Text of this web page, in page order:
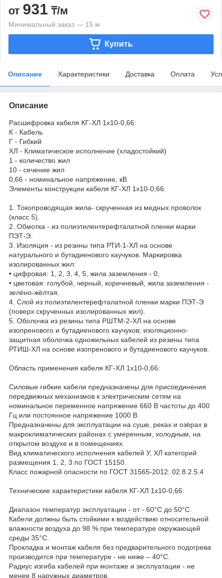
от 931 ₸/м
Минимальный заказ — 15 м
Купить
Описание Характеристики Доставка Оплата
Описание
Расшифровка кабеля КГ-ХЛ 1х10-0,66:
К - Кабель
Г - Гибкий
ХЛ - Климатическое исполнение (хладостойкий)
1 - количество жил
10 - сечение жил
0,66 - номинальное напряжение, кВ
Элементы конструкции кабеля КГ-ХЛ 1х10-0,66:
1. Токопроводящая жила- скрученная из медных проволок
(класс 5).
2. Обмотка - из полиэтилентерефталатной пленки марки
ПЭТ-Э.
3. Изоляция - из резины типа РТИ-1-ХЛ на основе
натурального и бутадиенового каучуков. Маркировка
изолированных жил:
• цифровая: 1, 2, 3, 4, 5, жила заземления - 0,
• цветовая: голубой, черный, коричневый, жила заземления -
зелёно-жёлтая.
4. Слой из полиэтилентерефталатной пленки марки ПЭТ-Э
(поверх скрученных изолированных жил).
5. Оболочка из резины типа РШТМ-2-ХЛ на основе
изопренового и бутадиенового каучуков; изоляционно-
защитная оболочка одножильных кабелей из резины типа
РТИШ-ХЛ на основе изопренового и бутадиенового каучуков.
Область применения кабеля КГ-ХЛ 1х10-0,66:
Силовые гибкие кабели предназначены для присоединения
передвижных механизмов к электрическим сетям на
номинальное переменное напряжение 660 В частоты до 400
Гц или постоянное напряжение 1000 В.
Предназначены для эксплуатации на суше, реках и озёрах в
макроклиматических районах с умеренным, холодным, на
открытом воздухе и в помещениях.
Вид климатического исполнения кабелей У, ХЛ категорий
размещения 1, 2, 3 по ГОСТ 15150.
Класс пожарной опасности по ГОСТ 31565-2012: 02.8.2.5.4
Технические характеристики кабеля КГ-ХЛ 1х10-0,66:
Диапазон температур эксплуатации - от - 60°С до 50°С.
Кабели должны быть стойкими к воздействию относительной
влажности воздуха до 98 % при температуре окружающей
среды 35°С.
Прокладка и монтаж кабеля без предварительного подогрева
производится при температуре - не ниже – 40°С.
Радиус изгиба кабелей при монтаже и эксплуатации - не
менее 8 наружных диаметров.